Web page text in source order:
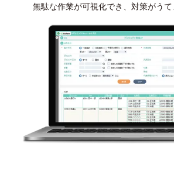
無駄な作業が可視化でき、対策がうて